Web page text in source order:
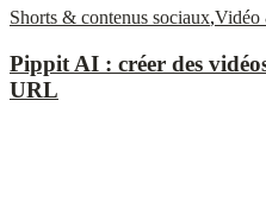
Shorts & contenus sociaux,Vidéo
Pippit AI : créer des
URL